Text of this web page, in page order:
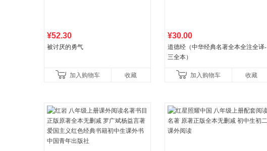
¥52.30
被讨厌的勇气
加入购物车 收藏
¥30.00
道德经（中华经典名著全本全注全译-
三全本）
加入购物车 收藏